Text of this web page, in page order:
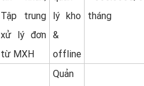
Tập trung
xử lý đơn
từ MXH
lý kho
&
offline
tháng
Quản